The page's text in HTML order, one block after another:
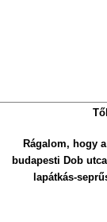
Tő
Rágalom, hogy
budapesti Dob
lapátkás-